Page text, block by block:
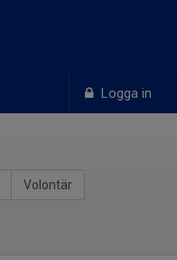
Logga in
Volontär